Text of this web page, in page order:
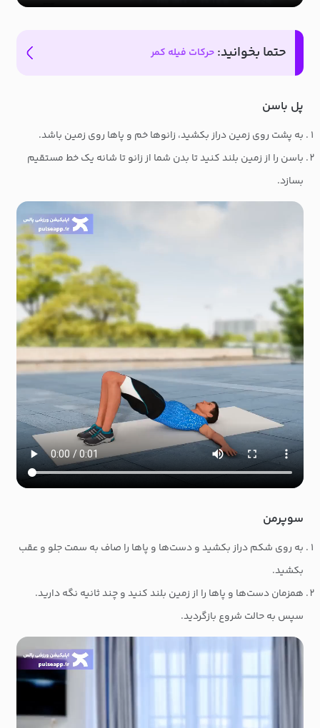
حتما بخوانید: حرکات فیله کمر
پل باسن
به پشت روی زمین دراز بکشید، زانوها خم و پاها روی زمین باشد.
باسن را از زمین بلند کنید تا بدن شما از زانو تا شانه یک خط مستقیم
بسازد.
سوپرمن
به روی شکم دراز بکشید و دست‌ها و پاها را صاف به سمت جلو و عقب
بکشید.
همزمان دست‌ها و پاها را از زمین بلند کنید و چند ثانیه نگه دارید.
سپس به حالت شروع بازگردید.